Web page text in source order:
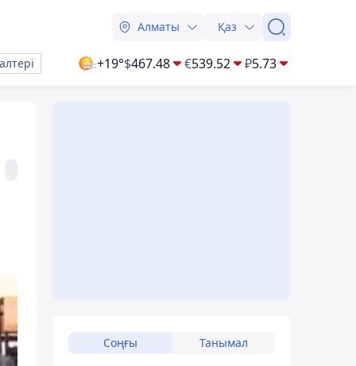
Алматы Қаз
+19°$467.48 €539.52 ₽5.73
Соңғы Танымал